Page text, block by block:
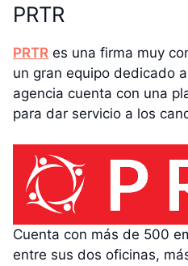
PRTR
PRTR es una firma muy
un gran equipo dedicado
agencia cuenta con una
para dar servicio a los
Cuenta con más de 500
entre sus dos oficinas,